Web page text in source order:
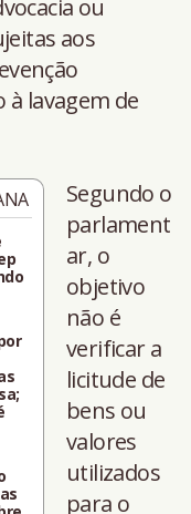
ou
aos
à lavagem de
Segundo o
parlament
ar, o
objetivo
não é
verificar a
licitude de
bens ou
valores
utilizados
para o